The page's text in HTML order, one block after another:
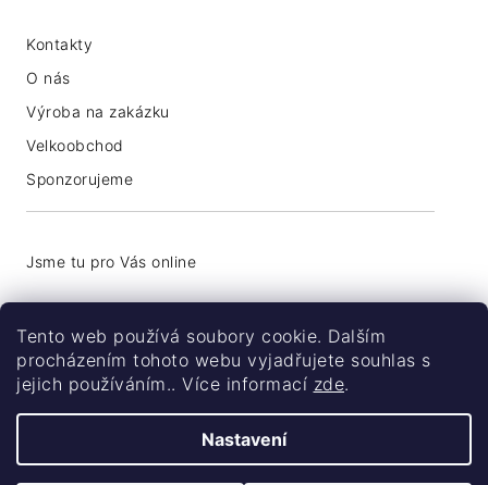
Tento web používá soubory cookie. Dalším
procházením tohoto webu vyjadřujete souhlas s
jejich používáním.. Více informací zde.
Nastavení
Kontakty
O nás
Výroba na zakázku
Velkoobchod
Sponzorujeme
info@coolsocks.cz